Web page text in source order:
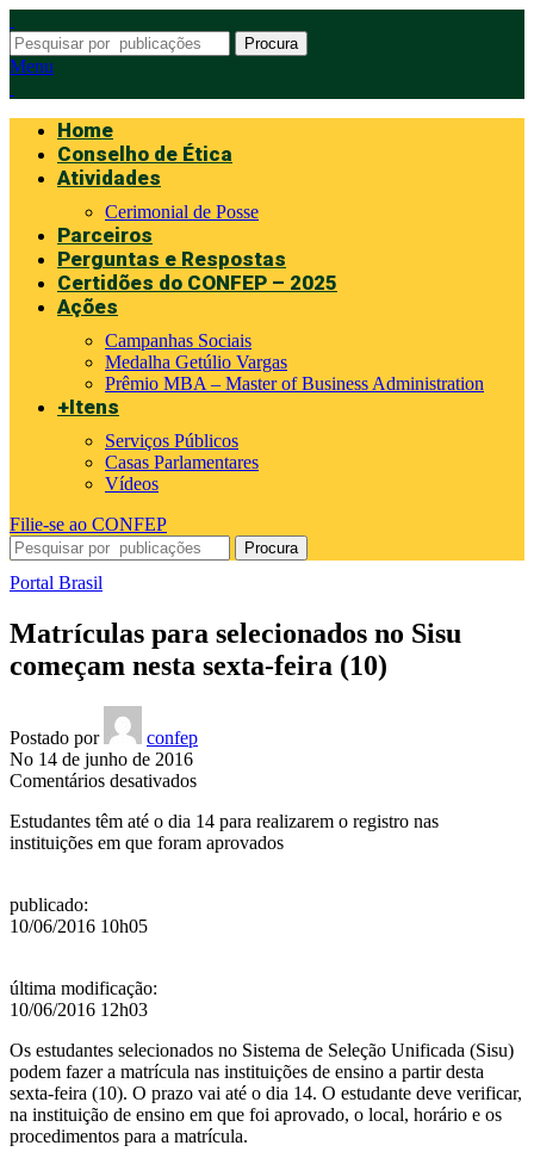
Procura
Menu
Home
Conselho de Ética
Atividades
Cerimonial de Posse
Parceiros
Perguntas e Respostas
Certidões do CONFEP – 2025
Ações
Campanhas Sociais
Medalha Getúlio Vargas
Prêmio MBA – Master of Business Administration
+Itens
Serviços Públicos
Casas Parlamentares
Vídeos
Filie-se ao CONFEP
Procura
Portal Brasil
Matrículas para selecionados no Sisu
começam nesta sexta-feira (10)
Postado por
confep
No 14 de junho de 2016
Comentários desativadosem
para
selecionados
Estudantes têm até o dia 14 para realizarem o registro nas
instituições em que foram aprovados
publicado:
10/06/2016 10h05
última modificação:
10/06/2016 12h03
Os estudantes selecionados no Sistema de Seleção Unificada (Sisu)
podem fazer a matrícula nas instituições de ensino a partir desta
sexta-feira (10). O prazo vai até o dia 14. O estudante deve verificar,
na instituição de ensino em que foi aprovado, o local, horário e os
procedimentos para a matrícula.